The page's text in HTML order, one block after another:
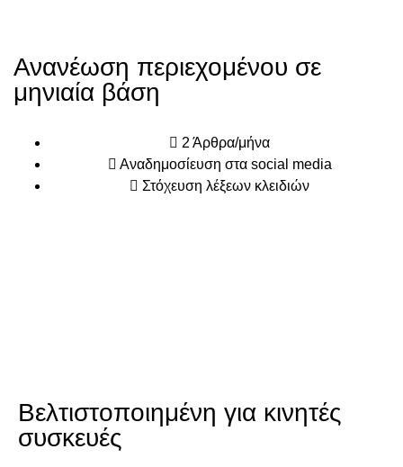
Ανανέωση περιεχομένου σε
μηνιαία βάση
2 Άρθρα/μήνα
Αναδημοσίευση στα social media
Στόχευση λέξεων κλειδιών
Βελτιστοποιημένη για κινητές
συσκευές